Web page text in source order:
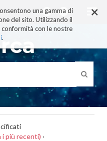
×
una gamma di
del sito. Utilizzando il
con le nostre
.
i più recenti) ·